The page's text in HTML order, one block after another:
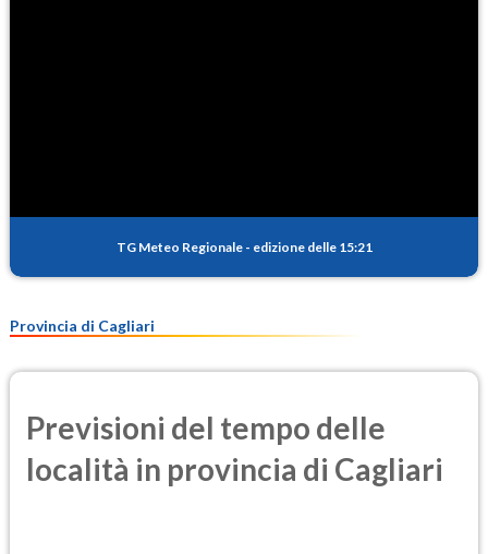
TG Meteo Regionale - edizione delle 15:21
Provincia di Cagliari
Previsioni del tempo delle
località in provincia di Cagliari